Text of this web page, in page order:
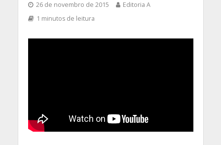
26 de novembro de 2015
Editoria A
1 minutos de leitura